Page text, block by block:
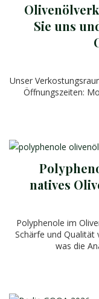
Sie uns
Unser
Öffnungszeiten:
natives
Polyphenole im
Schärfe und Qualität
was die